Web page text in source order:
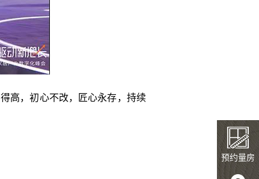
高，初心不改，匠心永存，持续
预约量房